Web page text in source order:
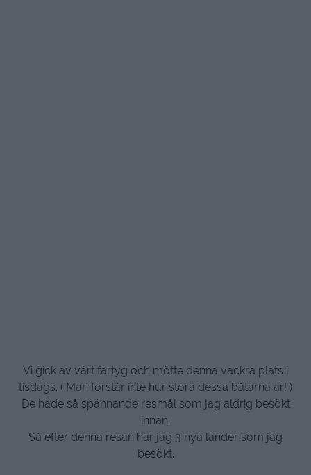
Vi gick av vårt fartyg och mötte denna vackra plats i
tisdags. ( Man förstår inte hur stora dessa båtarna är! )
De hade så spännande resmål som jag aldrig besökt
innan.
Så efter denna resan har jag 3 nya länder som jag
besökt.